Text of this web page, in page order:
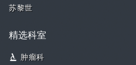
苏黎世
精选科室
肿瘤科